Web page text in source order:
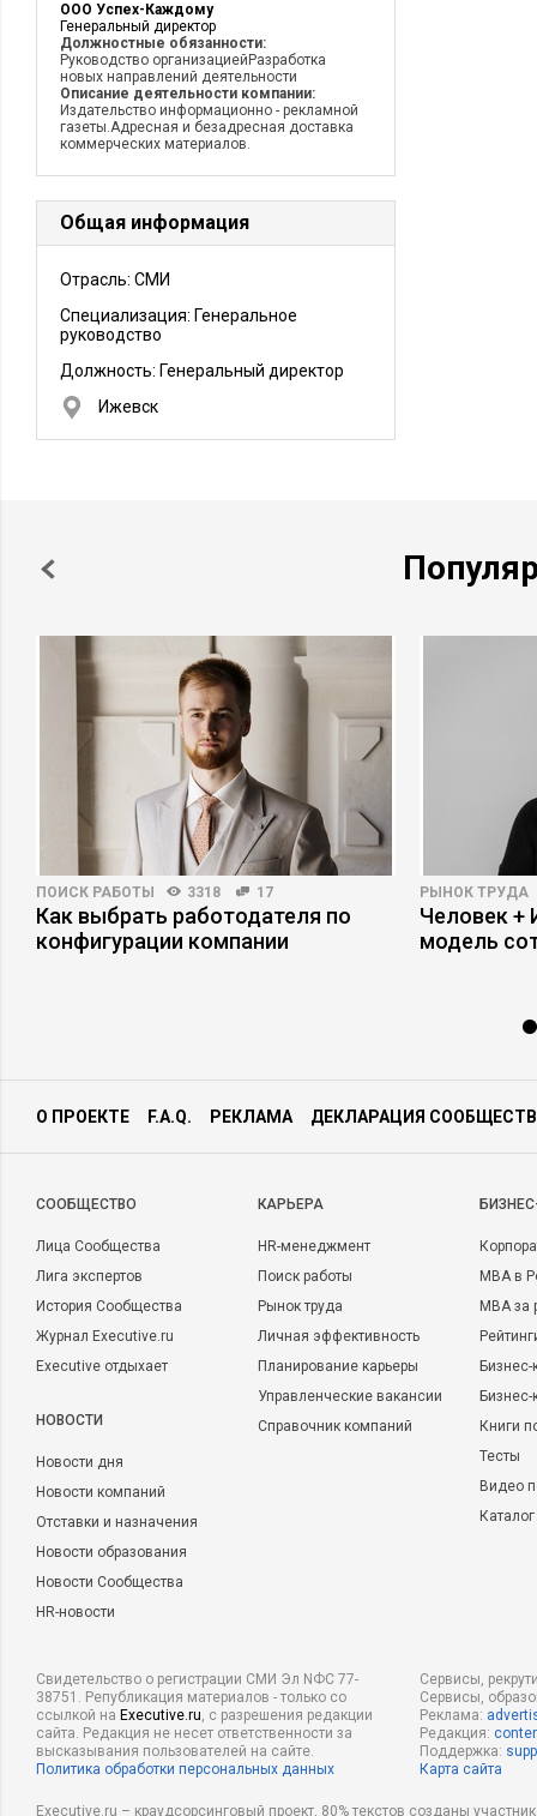
ООО Успех-Каждому
Генеральный директор
Должностные обязанности:
Руководство организациейРазработка
новых направлений деятельности
Описание деятельности компании:
Издательство информационно - рекламной
газеты.Адресная и безадресная доставка
коммерческих материалов.
Общая информация
Отрасль: СМИ
Специализация: Генеральное
руководство
Должность: Генеральный директор
Ижевск
ПОИСК РАБОТЫ 3318 17
Как выбрать работодателя по
конфигурации компании
РЫНОК ТРУДА
Человек +
модель
О ПРОЕКТЕ F.A.Q. РЕКЛАМА ДЕКЛАРАЦИЯ
CООБЩЕСТВО
Лица Сообщества
Лига экспертов
История Сообщества
Журнал Executive.ru
Executive отдыхает
НОВОСТИ
Новости дня
Новости компаний
Отставки и назначения
Новости образования
Новости Сообщества
HR-новости
КАРЬЕРА
HR-менеджмент
Поиск работы
Рынок труда
Личная эффективность
Планирование карьеры
Управленческие вакансии
Справочник компаний
MBA в
MBA
Бизнес-
Книги
Тесты
Видео
Свидетельство о регистрации СМИ Эл NФС 77-
38751. Републикация материалов - только со
ссылкой на Executive.ru, с разрешения редакции
сайта. Редакция не несет ответственности за
высказывания пользователей на сайте.
Политика обработки персональных данных
Сервисы,
Сервисы,
Реклама:
Редакция:
Поддержка:
Карта сайта
Executive.ru – краудсорсинговый проект, 80% текстов созданы